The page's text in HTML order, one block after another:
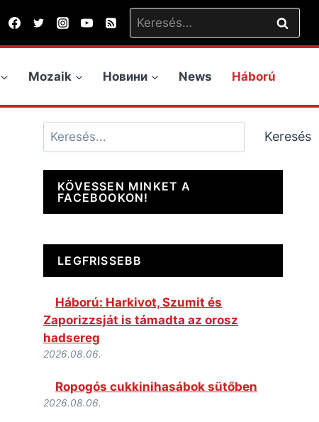
Keresés:
Mozaik Новини News Háború
Keresés Keresés
KÖVESSEN MINKET A
FACEBOOKON!
LEGFRISSEBB
Háború: Harkivot, Szumit és
Zaporizzsját is támadta az orosz
hadsereg
2026.08.06.
Ropogós cukkinihasábok sütőben
2026.08.06.